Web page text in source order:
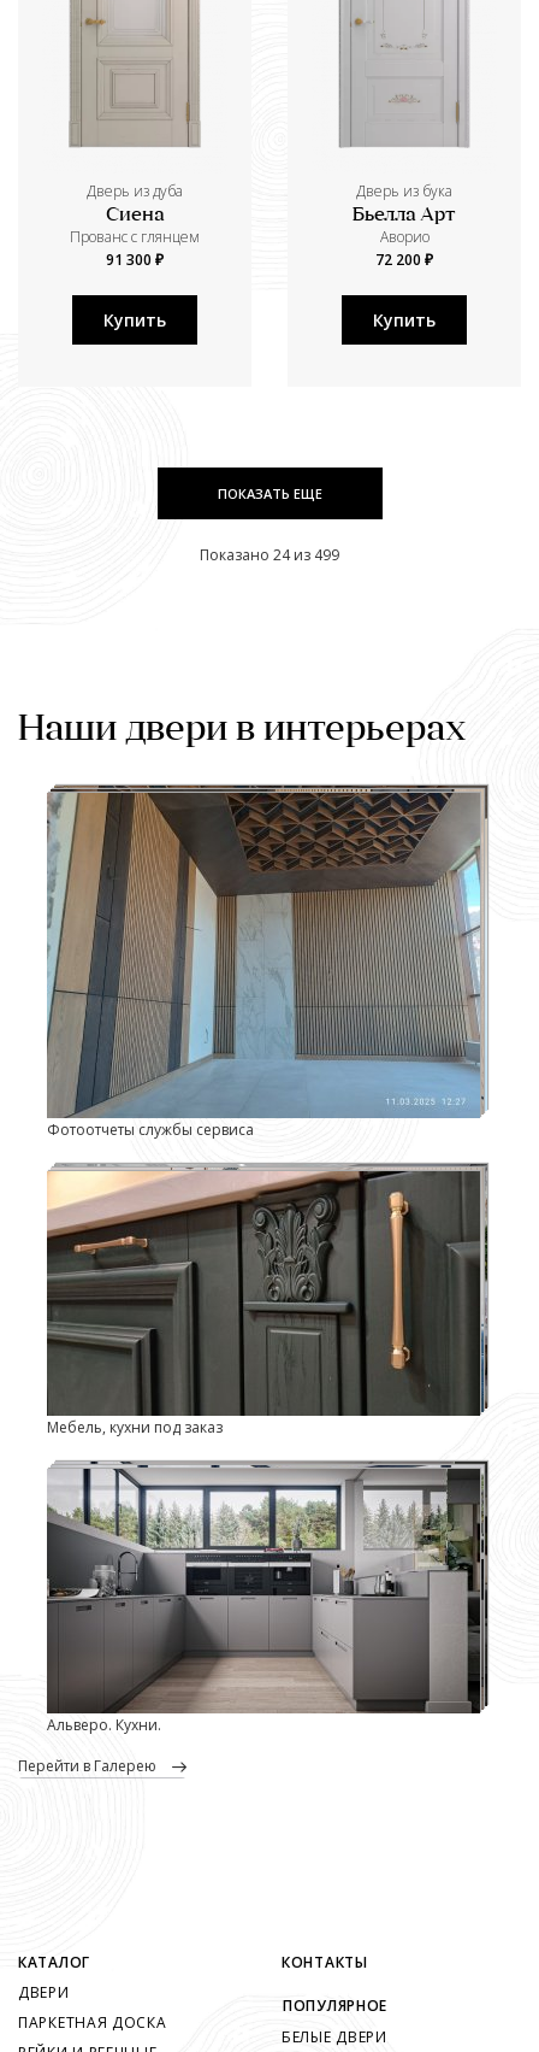
Дверь из дуба
Сиена
Прованс с глянцем
91 300 ₽
Купить
Дверь из бука
Бьелла Арт
Аворио
72 200 ₽
Купить
ПОКАЗАТЬ ЕЩЕ
Показано 24 из 499
Наши двери в интерьерах
Фотоотчеты службы сервиса
Мебель, кухни под заказ
Альверо. Кухни.
перейти в Галерею
КАТАЛОГ
ДВЕРИ
ПАРКЕТНАЯ ДОСКА
КОНТАКТЫ
ПОПУЛЯРНОЕ
БЕЛЫЕ ДВЕРИ